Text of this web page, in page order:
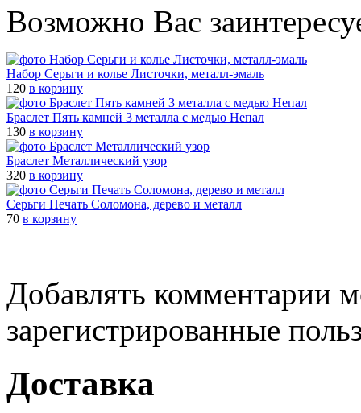
Возможно Вас
Набор Серьги и колье Листочки, металл-эмаль
120 в корзину
Браслет Пять камней 3 металла с медью Непал
130 в корзину
Браслет Металлический узор
320 в корзину
Cерьги Печать Соломона, дерево и металл
70 в корзину
Добавлять комментарии
зарегистрированные
Доставка